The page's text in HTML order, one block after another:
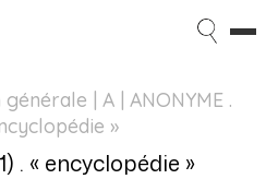
générale | A | ANONYME .
»
. « encyclopédie »